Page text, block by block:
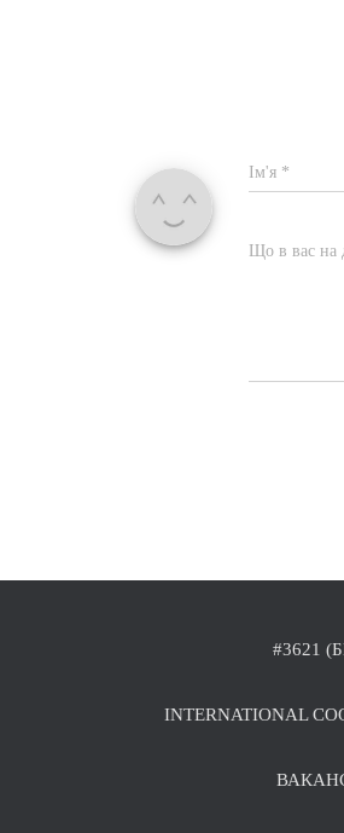
Ім'я *
Що в вас на
#3621
INTERNATIONAL